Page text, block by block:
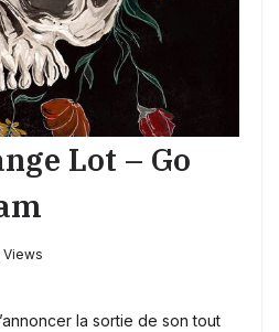
Lot – Go
Views
la sortie de son tout